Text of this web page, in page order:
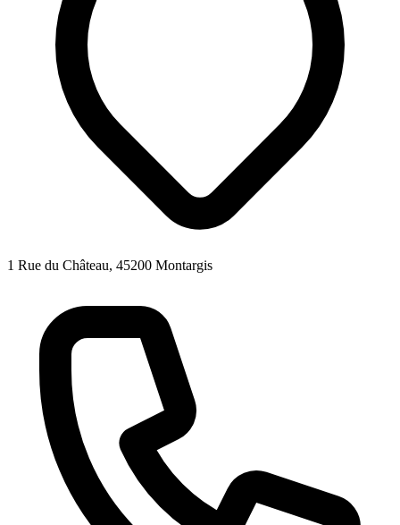
1 Rue du Château, 45200 Montargis